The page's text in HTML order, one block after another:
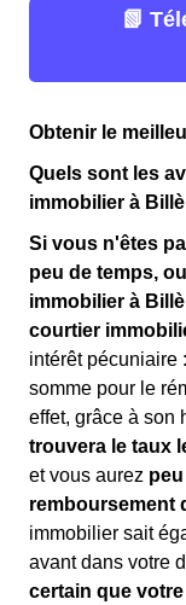
📗
Obtenir le
Quels sont les
immobilier à
Si vous n'êtes
peu de temps,
immobilier à
courtier
intérêt pécuniaire
somme pour le
effet, grâce à son
trouvera le taux
et vous aurez
remboursement
immobilier sait
avant dans votre
certain que